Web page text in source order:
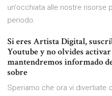
un'occhiata alle nostre risorse
periodo.
Si eres Artista Digital,
Youtube y no olvides
mantendremos informado
sobre
Speriamo che ora vi divertiate